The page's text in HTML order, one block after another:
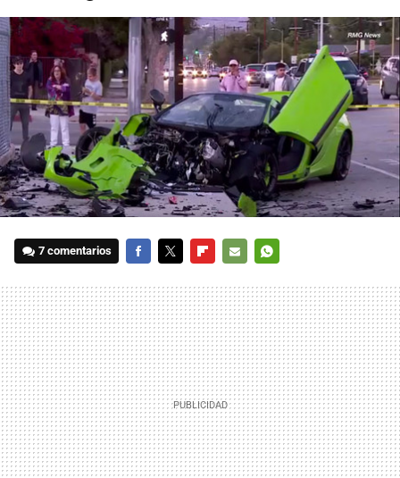
7 comentarios
MAIL